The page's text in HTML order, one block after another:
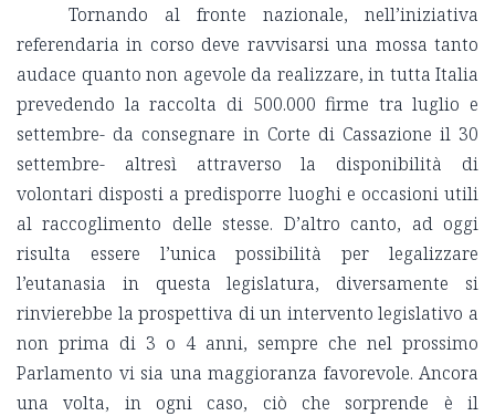
Tornando al fronte nazionale, nell’iniziativa
referendaria in corso deve ravvisarsi una mossa tanto
audace quanto non agevole da realizzare, in tutta Italia
prevedendo la raccolta di 500.000 firme tra luglio e
settembre- da consegnare in Corte di Cassazione il 30
settembre- altresì attraverso la disponibilità di
volontari disposti a predisporre luoghi e occasioni utili
al raccoglimento delle stesse. D’altro canto, ad oggi
risulta essere l’unica possibilità per legalizzare
l’eutanasia in questa legislatura, diversamente si
rinvierebbe la prospettiva di un intervento legislativo a
non prima di 3 o 4 anni, sempre che nel prossimo
Parlamento vi sia una maggioranza favorevole. Ancora
una volta, in ogni caso, ciò che sorprende è il